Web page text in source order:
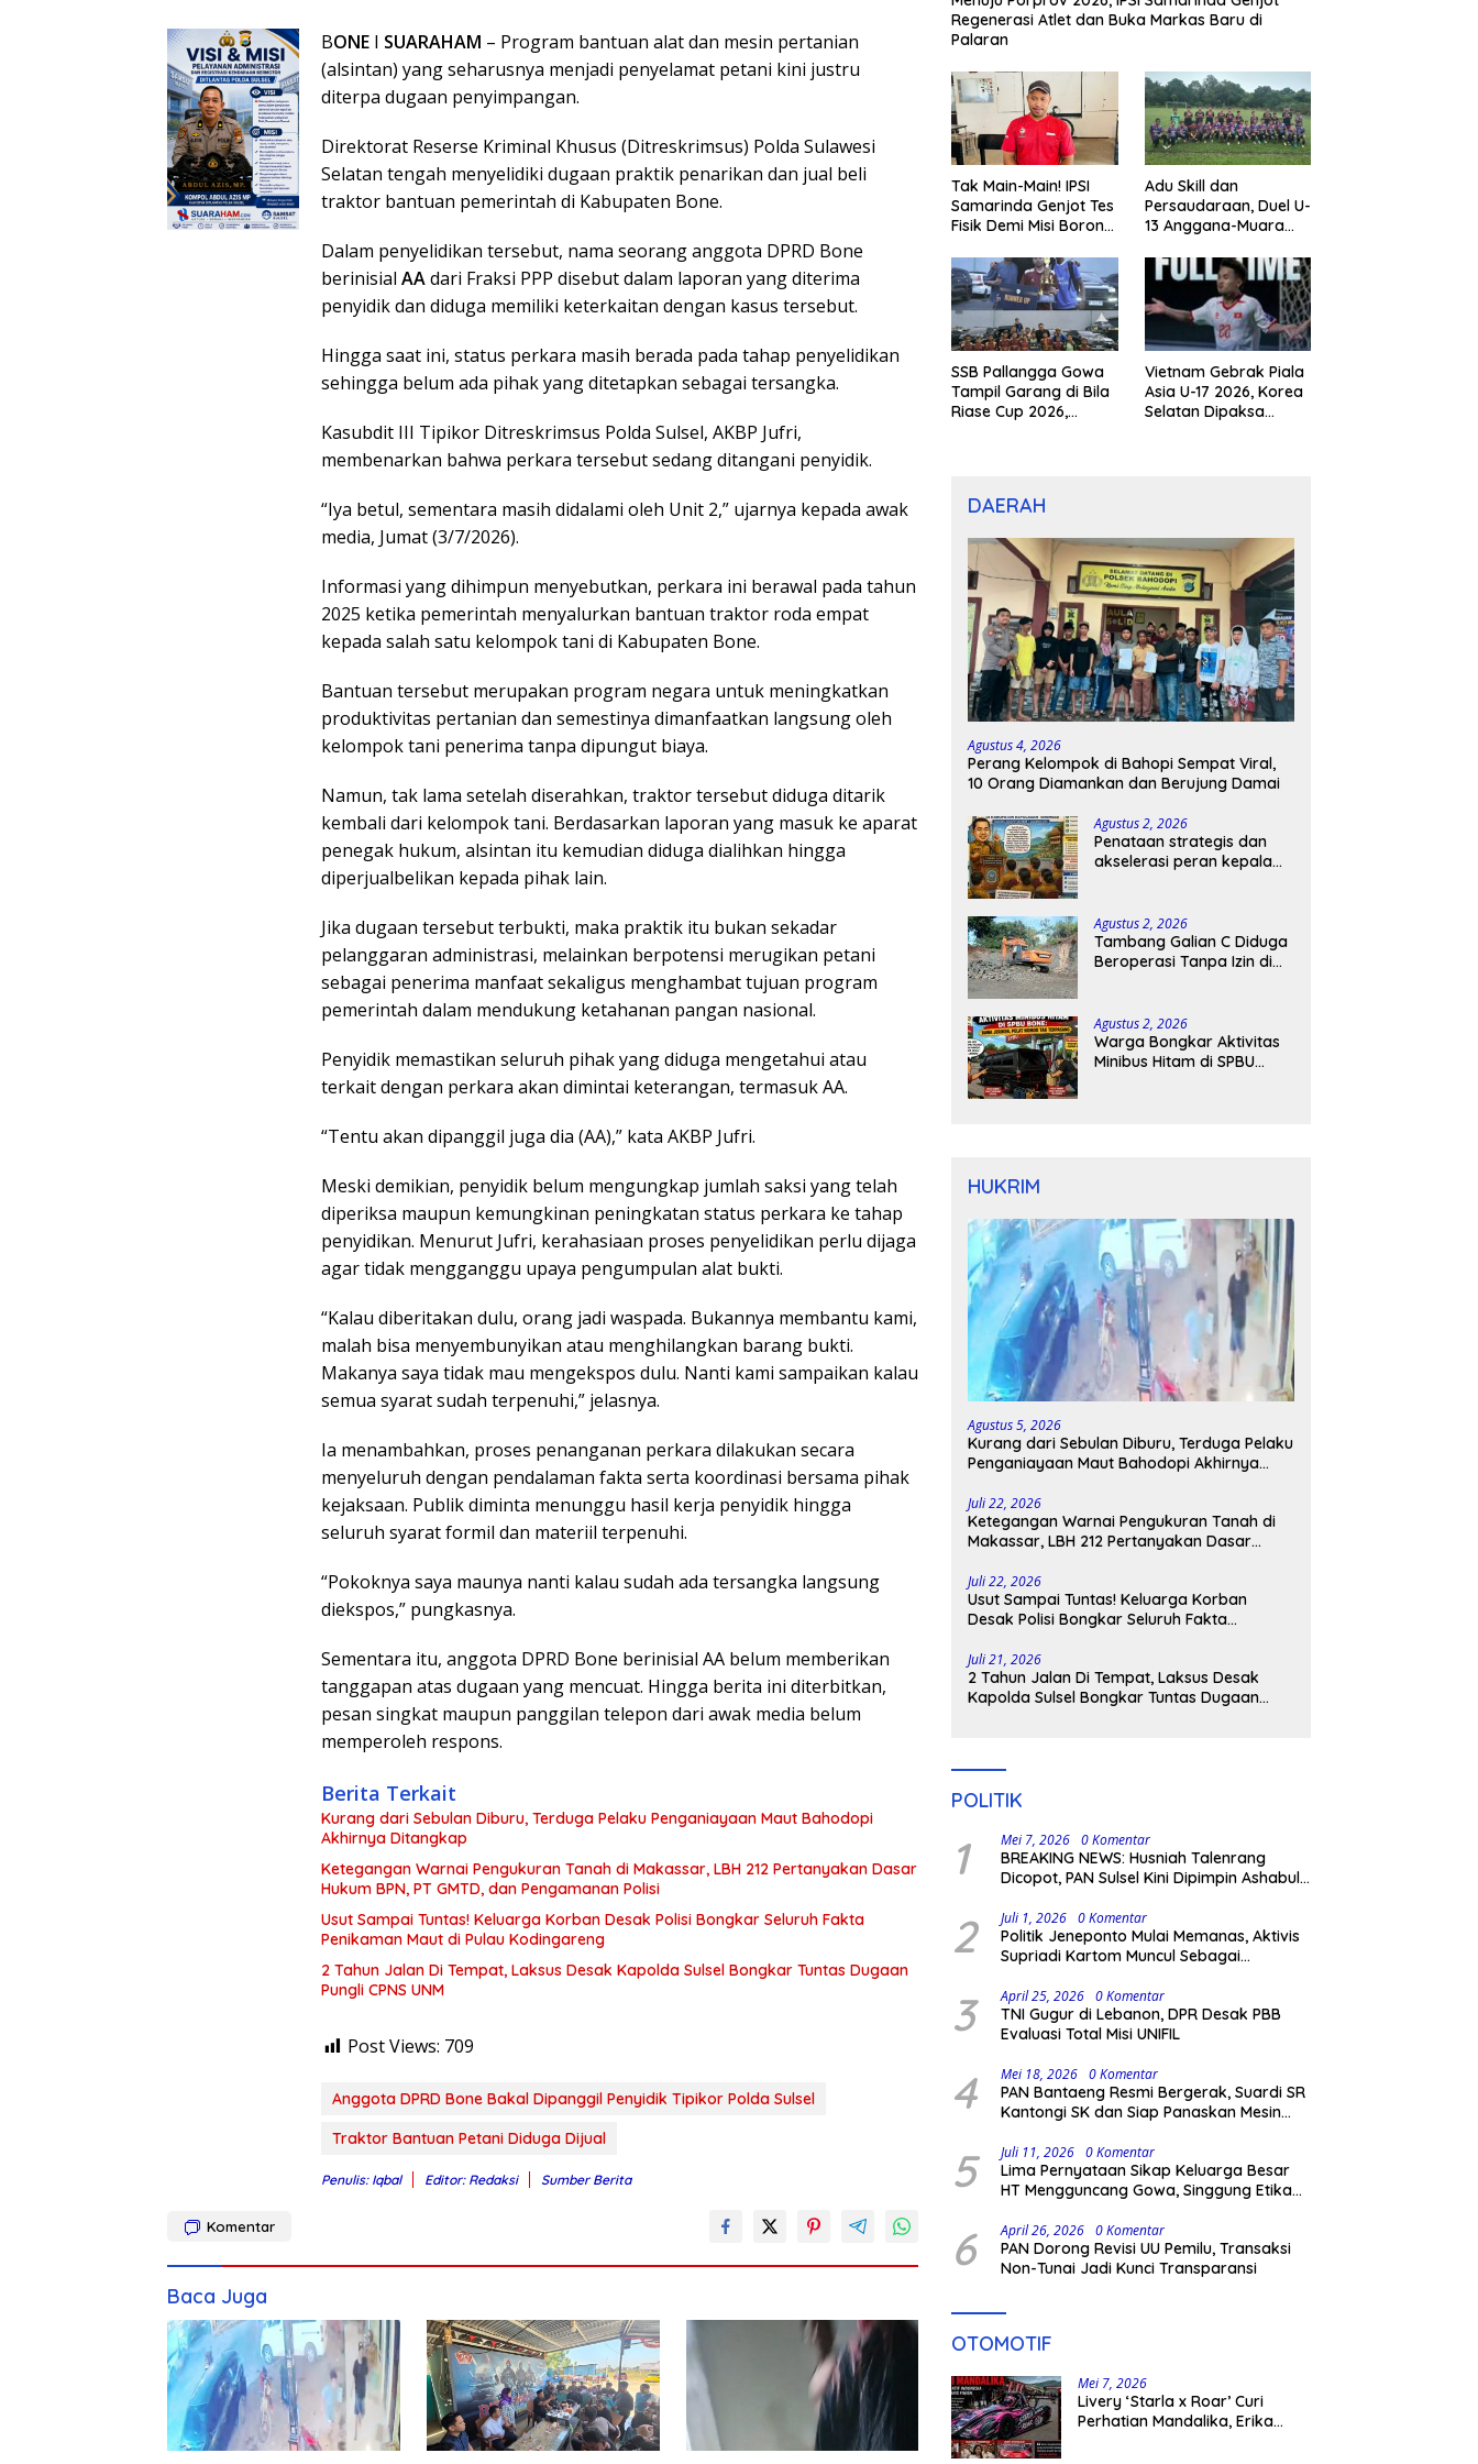
BONE I SUARAHAM – Program bantuan alat dan mesin pertanian
(alsintan) yang seharusnya menjadi penyelamat petani kini justru
diterpa dugaan penyimpangan.
Direktorat Reserse Kriminal Khusus (Ditreskrimsus) Polda Sulawesi
Selatan tengah menyelidiki dugaan praktik penarikan dan jual beli
traktor bantuan pemerintah di Kabupaten Bone.
Dalam penyelidikan tersebut, nama seorang anggota DPRD Bone
berinisial AAdari Fraksi PPP disebut dalam laporan yang diterima
penyidik dan diduga memiliki keterkaitan dengan kasus tersebut.
Hingga saat ini, status perkara masih berada pada tahap penyelidikan
sehingga belum ada pihak yang ditetapkan sebagai tersangka.
Kasubdit III Tipikor Ditreskrimsus Polda Sulsel, AKBP Jufri,
membenarkan bahwa perkara tersebut sedang ditangani penyidik.
“Iya betul, sementara masih didalami oleh Unit 2,” ujarnya kepada awak
media, Jumat (3/7/2026).
Informasi yang dihimpun menyebutkan, perkara ini berawal pada tahun
2025 ketika pemerintah menyalurkan bantuan traktor roda empat
kepada salah satu kelompok tani di Kabupaten Bone.
Bantuan tersebut merupakan program negara untuk meningkatkan
produktivitas pertanian dan semestinya dimanfaatkan langsung oleh
kelompok tani penerima tanpa dipungut biaya.
Namun, tak lama setelah diserahkan, traktor tersebut diduga ditarik
kembali dari kelompok tani. Berdasarkan laporan yang masuk ke aparat
penegak hukum, alsintan itu kemudian diduga dialihkan hingga
diperjualbelikan kepada pihak lain.
Jika dugaan tersebut terbukti, maka praktik itu bukan sekadar
pelanggaran administrasi, melainkan berpotensi merugikan petani
sebagai penerima manfaat sekaligus menghambat tujuan program
pemerintah dalam mendukung ketahanan pangan nasional.
Penyidik memastikan seluruh pihak yang diduga mengetahui atau
terkait dengan perkara akan dimintai keterangan, termasuk AA.
“Tentu akan dipanggil juga dia (AA),” kata AKBP Jufri.
Meski demikian, penyidik belum mengungkap jumlah saksi yang telah
diperiksa maupun kemungkinan peningkatan status perkara ke tahap
penyidikan. Menurut Jufri, kerahasiaan proses penyelidikan perlu dijaga
agar tidak mengganggu upaya pengumpulan alat bukti.
“Kalau diberitakan dulu, orang jadi waspada. Bukannya membantu kami,
malah bisa menyembunyikan atau menghilangkan barang bukti.
Makanya saya tidak mau mengekspos dulu. Nanti kami sampaikan kalau
semua syarat sudah terpenuhi,” jelasnya.
Ia menambahkan, proses penanganan perkara dilakukan secara
menyeluruh dengan pendalaman fakta serta koordinasi bersama pihak
kejaksaan. Publik diminta menunggu hasil kerja penyidik hingga
seluruh syarat formil dan materiil terpenuhi.
“Pokoknya saya maunya nanti kalau sudah ada tersangka langsung
diekspos,” pungkasnya.
Sementara itu, anggota DPRD Bone berinisial AA belum memberikan
tanggapan atas dugaan yang mencuat. Hingga berita ini diterbitkan,
pesan singkat maupun panggilan telepon dari awak media belum
memperoleh respons.
Berita Terkait
Kurang dari Sebulan Diburu, Terduga Pelaku Penganiayaan Maut Bahodopi
Akhirnya Ditangkap
Ketegangan Warnai Pengukuran Tanah di Makassar, LBH 212 Pertanyakan Dasar
Hukum BPN, PT GMTD, dan Pengamanan Polisi
Usut Sampai Tuntas! Keluarga Korban Desak Polisi Bongkar Seluruh Fakta
Penikaman Maut di Pulau Kodingareng
2 Tahun Jalan Di Tempat, Laksus Desak Kapolda Sulsel Bongkar Tuntas Dugaan
Pungli CPNS UNM
Post Views: 709
Anggota DPRD Bone Bakal Dipanggil Penyidik Tipikor Polda Sulsel
Traktor Bantuan Petani Diduga Dijual
Penulis: Iqbal Editor: Redaksi Sumber Berita
Komentar
Baca Juga
Regenerasi Atlet dan Buka Markas Baru di
Palaran
Tak Main-Main! IPSI
Samarinda Genjot Tes
Fisik Demi Misi Borong
Kaltim 2026
Adu Skill dan
Persaudaraan, Duel U-
13 Anggana-Muara
Meriah
SSB Pallangga Gowa
Tampil Garang di Bila
Riase Cup 2026,
Vietnam Gebrak Piala
Asia U-17 2026, Korea
Selatan Dipaksa
DAERAH
Agustus 4, 2026
Perang Kelompok di Bahopi Sempat Viral,
10 Orang Diamankan dan Berujung Damai
Agustus 2, 2026
Penataan strategis dan
akselerasi peran kepala
Agustus 2, 2026
Tambang Galian C Diduga
Beroperasi Tanpa Izin di
Tangan
Agustus 2, 2026
Warga Bongkar Aktivitas
Minibus Hitam di SPBU
HUKRIM
Agustus 5, 2026
Kurang dari Sebulan Diburu, Terduga Pelaku
Penganiayaan Maut Bahodopi Akhirnya
Juli 22, 2026
Ketegangan Warnai Pengukuran Tanah di
Makassar, LBH 212 Pertanyakan Dasar
Polisi
Juli 22, 2026
Usut Sampai Tuntas! Keluarga Korban
Desak Polisi Bongkar Seluruh Fakta
Juli 21, 2026
2 Tahun Jalan Di Tempat, Laksus Desak
Kapolda Sulsel Bongkar Tuntas Dugaan
POLITIK
1 Mei 7, 2026 0 Komentar
BREAKING NEWS: Husniah Talenrang
Dicopot, PAN Sulsel Kini Dipimpin Ashabul
2 Juli 1, 2026 0 Komentar
Politik Jeneponto Mulai Memanas, Aktivis
Supriadi Kartom Muncul Sebagai
3 April 25, 2026 0 Komentar
TNI Gugur di Lebanon, DPR Desak PBB
Evaluasi Total Misi UNIFIL
4 Mei 18, 2026 0 Komentar
PAN Bantaeng Resmi Bergerak, Suardi SR
Kantongi SK dan Siap Panaskan Mesin
5 Juli 11, 2026 0 Komentar
Lima Pernyataan Sikap Keluarga Besar
HT Mengguncang Gowa, Singgung Etika
6 April 26, 2026 0 Komentar
PAN Dorong Revisi UU Pemilu, Transaksi
Non-Tunai Jadi Kunci Transparansi
OTOMOTIF
Mei 7, 2026
Livery ‘Starla x Roar’ Curi
Perhatian Mandalika, Erika